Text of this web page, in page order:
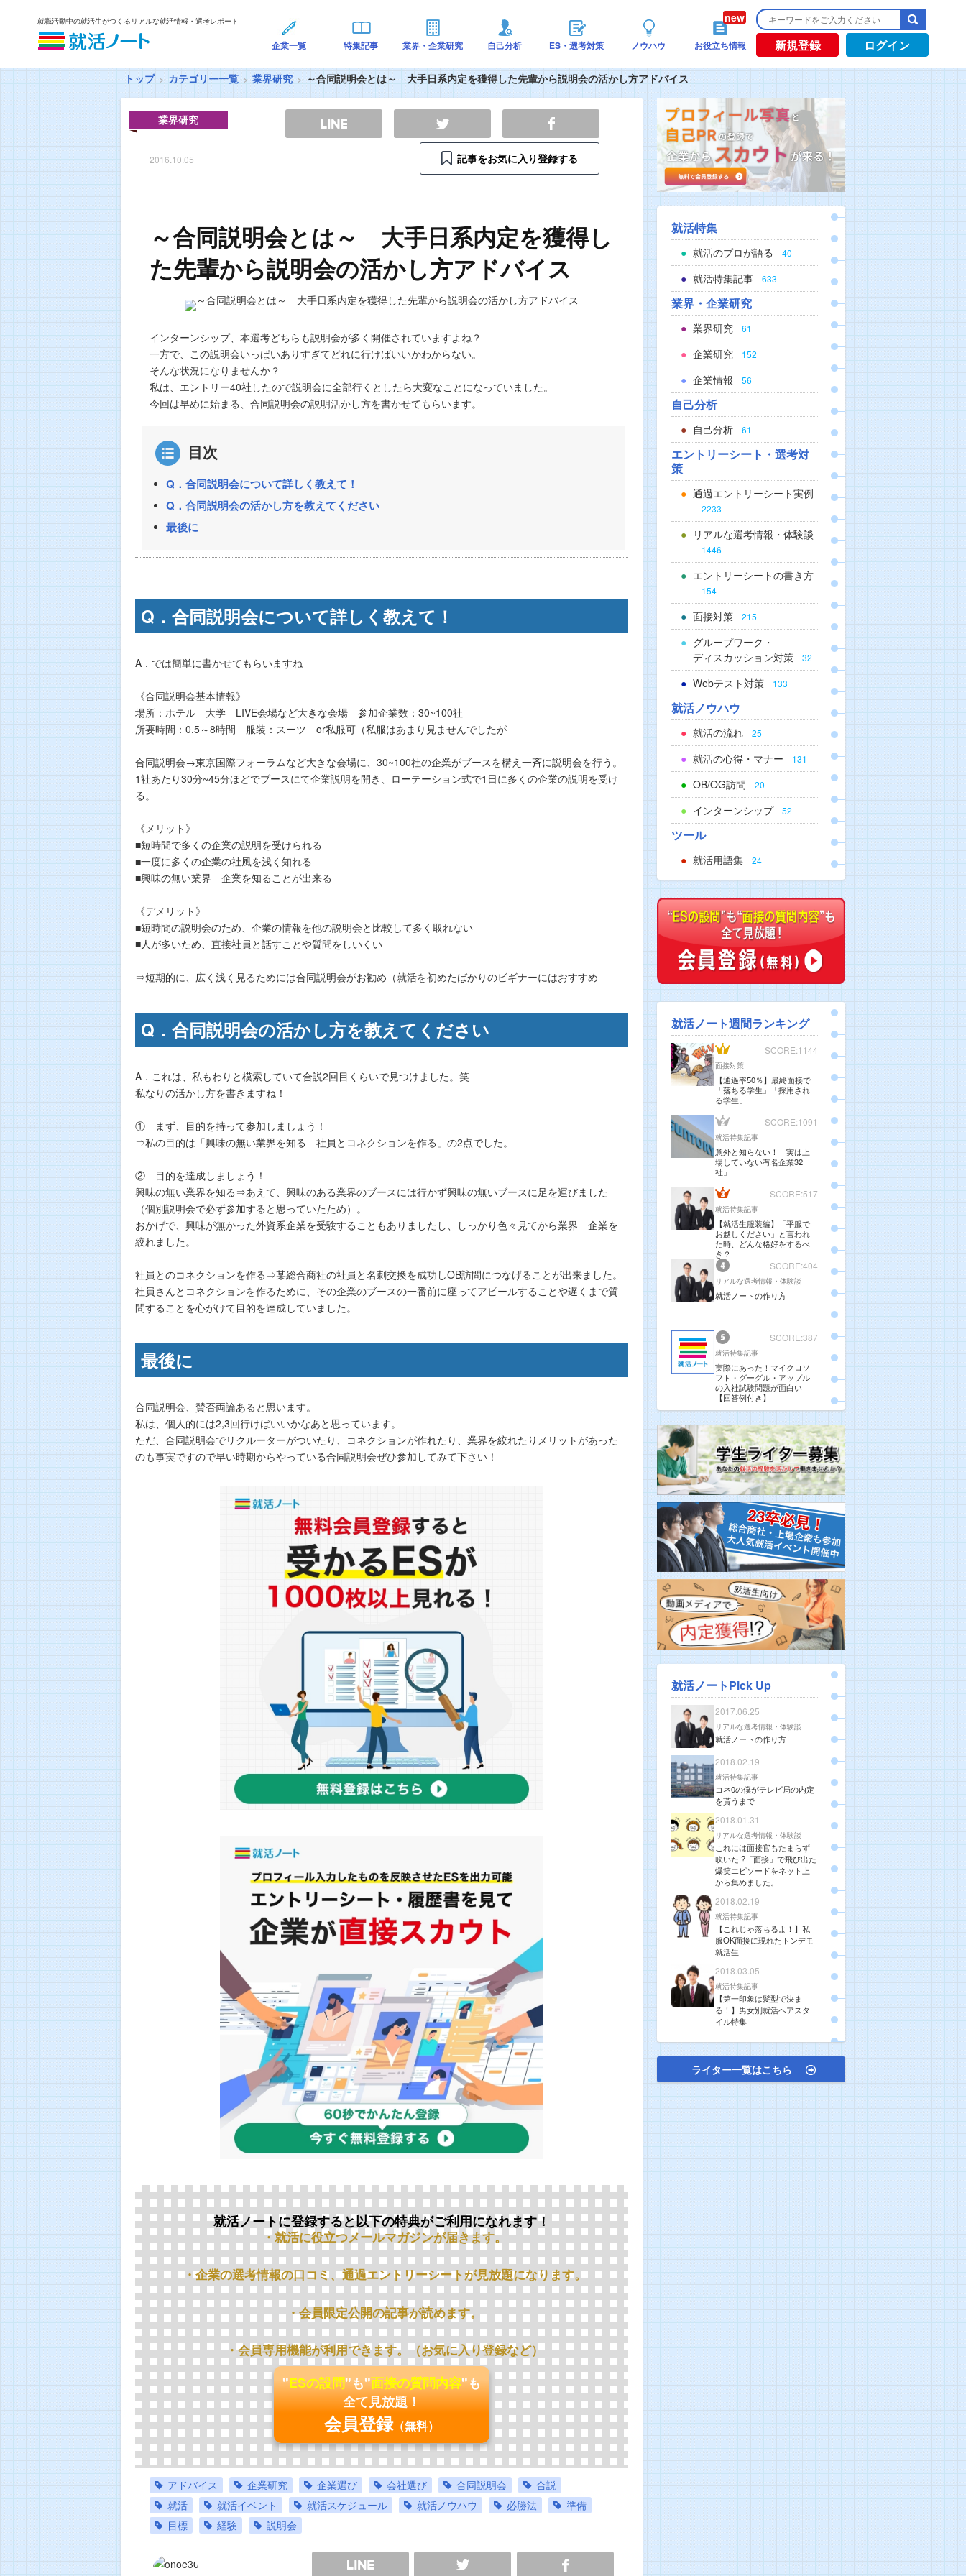
就職活動中の就活生がつくるリアルな就活情報・選考レポート
企業一覧 特集記事 業界・企業研究 自己分析 ES・選考対策 ノウハウ お役立ち情報 新規登録 ログイン
トップ カテゴリー一覧 業界研究 ～合同説明会とは～ 大手日系内定を獲得した先輩から説明会の活かし方アドバイス
業界研究
2016.10.05 記事をお気に入り登録する
～合同説明会とは～ 大手日系内定を獲得し
た先輩から説明会の活かし方アドバイス
インターンシップ、本選考どちらも説明会が多く開催されていますよね？
一方で、この説明会いっぱいありすぎてどれに行けばいいかわからない。
そんな状況になりませんか？
私は、エントリー40社したので説明会に全部行くとしたら大変なことになっていました。
今回は早めに始まる、合同説明会の説明活かし方を書かせてもらいます。
目次
Q．合同説明会について詳しく教えて！
Q．合同説明会の活かし方を教えてください
最後に
Q．合同説明会について詳しく教えて！
A．では簡単に書かせてもらいますね
《合同説明会基本情報》
場所：ホテル 大学 LIVE会場など大きな会場 参加企業数：30~100社
所要時間：0.5～8時間 服装：スーツ or私服可（私服はあまり見ませんでしたが
合同説明会→東京国際フォーラムなど大きな会場に、30~100社の企業がブースを構え一斉に説明会を行う。
1社あたり30分~45分ほどでブースにて企業説明を開き、ローテーション式で1日に多くの企業の説明を受け
る。
《メリット》
■短時間で多くの企業の説明を受けられる
■一度に多くの企業の社風を浅く知れる
■興味の無い業界 企業を知ることが出来る
《デメリット》
■短時間の説明会のため、企業の情報を他の説明会と比較して多く取れない
■人が多いため、直接社員と話すことや質問をしいくい
⇒短期的に、広く浅く見るためには合同説明会がお勧め（就活を初めたばかりのビギナーにはおすすめ
Q．合同説明会の活かし方を教えてください
A．これは、私もわりと模索していて合説2回目くらいで見つけました。笑
私なりの活かし方を書きますね！
① まず、目的を持って参加しましょう！
⇒私の目的は「興味の無い業界を知る 社員とコネクションを作る」の2点でした。
② 目的を達成しましょう！
興味の無い業界を知る⇒あえて、興味のある業界のブースには行かず興味の無いブースに足を運びました
（個別説明会で必ず参加すると思っていたため）。
おかげで、興味が無かった外資系企業を受験することもありましたし、しっかり色々見てから業界 企業を
絞れました。
社員とのコネクションを作る⇒某総合商社の社員と名刺交換を成功しOB訪問につなげることが出来ました。
社員さんとコネクションを作るために、その企業のブースの一番前に座ってアピールすることや遅くまで質
問することを心がけて目的を達成していました。
最後に
合同説明会、賛否両論あると思います。
私は、個人的には2,3回行けばいいかなあと思っています。
ただ、合同説明会でリクルーターがついたり、コネクションが作れたり、業界を絞れたりメリットがあった
のも事実ですので早い時期からやっている合同説明会ぜひ参加してみて下さい！
就活ノートに登録すると以下の特典がご利用になれます！
・就活に役立つメールマガジンが届きます。
・企業の選考情報の口コミ、通過エントリーシートが見放題になります。
・会員限定公開の記事が読めます。
・会員専用機能が利用できます。（お気に入り登録など）
"ESの設問"も"面接の質問内容"も
全て見放題！
会員登録（無料）
アドバイス 企業研究 企業選び 会社選び 合同説明会
合説
就活
就活イベント 就活スケジュール 就活ノウハウ 必勝法
準備
目標
経験 説明会
LINE SHARE
就活特集
就活のプロが語る 40
就活特集記事 633
業界・企業研究
業界研究 61
企業研究 152
企業情報 56
自己分析
自己分析 61
エントリーシート・選考対
策
通過エントリーシート実例
2233
リアルな選考情報・体験談
1446
エントリーシートの書き方
154
面接対策 215
グループワーク・
ディスカッション対策
32
Webテスト対策 133
就活ノウハウ
就活の流れ 25
就活の心得・マナー 131
OB/OG訪問 20
インターンシップ 52
ツール
就活用語集 24
就活ノート週間ランキング
SCORE:1144
面接対策
【通過率50％】最終面接で
「落ちる学生」「採用され
る学生」
SCORE:1091
就活特集記事
意外と知らない！「実は上
場していない有名企業32
社」
SCORE:517
就活特集記事
【就活生服装編】「平服で
お越しください」と言われ
た時、どんな格好をするべ
き？
SCORE:404
リアルな選考情報・体験談
就活ノートの作り方
SCORE:387
就活特集記事
実際にあった！マイクロソ
フト・グーグル・アップル
の入社試験問題が面白い
【回答例付き】
就活ノートPick Up
2017.06.25
リアルな選考情報・体験談
就活ノートの作り方
2018.02.19
就活特集記事
コネ0の僕がテレビ局の内定
を貰うまで
2018.01.31
リアルな選考情報・体験談
これには面接官もたまらず
吹いた!?「面接」で飛び出た
爆笑エピソードをネット上
から集めました。
2018.02.19
就活特集記事
【これじゃ落ちるよ！】私
服OK面接に現れたトンデモ
就活生
2018.03.05
就活特集記事
【第一印象は髪型で決ま
る！】男女別就活ヘアスタ
イル特集
ライター一覧はこちら